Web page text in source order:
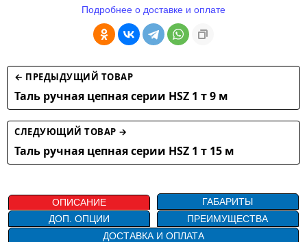
Подробнее о доставке и оплате
← ПРЕДЫДУЩИЙ ТОВАР
Таль ручная цепная серии HSZ 1 т 9 м
СЛЕДУЮЩИЙ ТОВАР →
Таль ручная цепная серии HSZ 1 т 15 м
ОПИСАНИЕ
ГАБАРИТЫ
ДОП. ОПЦИИ
ПРЕИМУЩЕСТВА
ДОСТАВКА И ОПЛАТА